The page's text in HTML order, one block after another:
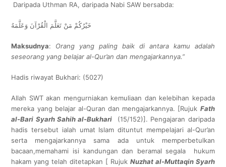
Daripada Uthman RA, daripada Nabi SAW bersabda:
خَيْرُكُمْ مَنْ تَعَلَّمَ الْقُرْآنَ وَعَلَّمَهُ
Maksudnya: Orang yang paling baik di antara kamu adalah
seseorang yang belajar al-Qur’an dan mengajarkannya.”
Hadis riwayat Bukhari: (5027)
Allah SWT akan mengurniakan kemuliaan dan kelebihan kepada
mereka yang belajar al-Quran dan mengajarkannya. [Rujuk Fath
al-Bari Syarh Sahih al-Bukhari (15/152)]. Pengajaran daripada
hadis tersebut ialah umat Islam dituntut mempelajari al-Qur’an
serta mengajarkannya sama ada untuk memperbetulkan
bacaan,memahami isi kandungan dan beramal segala hukum
hakam yang telah ditetapkan [ Rujuk Nuzhat al-Muttaqin Syarh